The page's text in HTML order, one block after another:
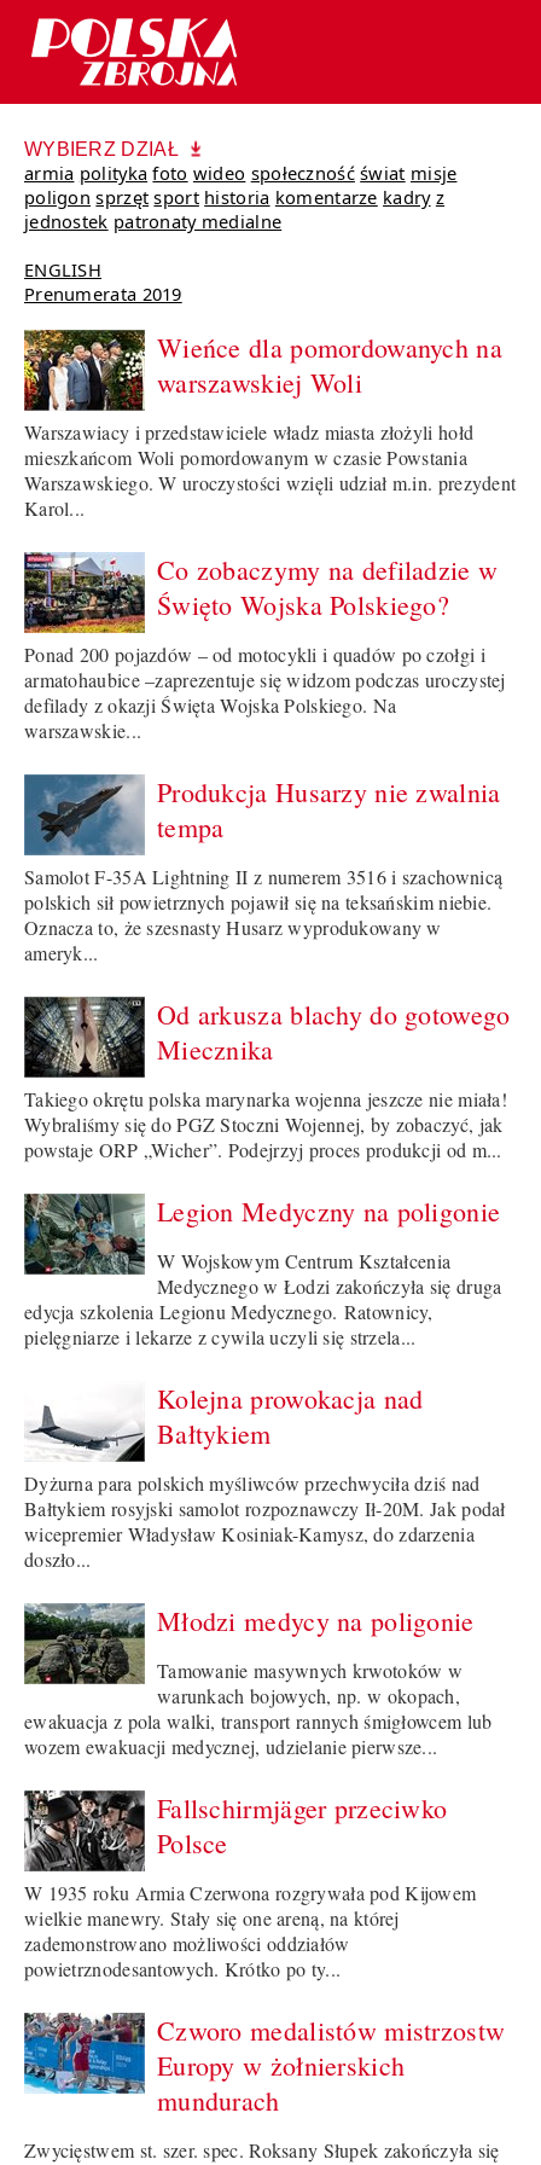
WYBIERZ DZIAŁ
armia polityka foto wideo społeczność świat misje
poligon sprzęt sport historia komentarze kadry z
jednostek patronaty medialne
ENGLISH
Prenumerata 2019
Wieńce dla pomordowanych na
warszawskiej Woli
Warszawiacy i przedstawiciele władz miasta złożyli hołd
mieszkańcom Woli pomordowanym w czasie Powstania
Warszawskiego. W uroczystości wzięli udział m.in. prezydent
Karol...
Co zobaczymy na defiladzie w
Święto Wojska Polskiego?
Ponad 200 pojazdów – od motocykli i quadów po czołgi i
armatohaubice –zaprezentuje się widzom podczas uroczystej
defilady z okazji Święta Wojska Polskiego. Na
warszawskie...
Produkcja Husarzy nie zwalnia
tempa
Samolot F-35A Lightning II z numerem 3516 i szachownicą
polskich sił powietrznych pojawił się na teksańskim niebie.
Oznacza to, że szesnasty Husarz wyprodukowany w
ameryk...
Od arkusza blachy do gotowego
Miecznika
Takiego okrętu polska marynarka wojenna jeszcze nie miała!
Wybraliśmy się do PGZ Stoczni Wojennej, by zobaczyć, jak
powstaje ORP „Wicher”. Podejrzyj proces produkcji od m...
Legion Medyczny na poligonie
W Wojskowym Centrum Kształcenia
Medycznego w Łodzi zakończyła się druga
edycja szkolenia Legionu Medycznego. Ratownicy,
pielęgniarze i lekarze z cywila uczyli się strzela...
Kolejna prowokacja nad
Bałtykiem
Dyżurna para polskich myśliwców przechwyciła dziś nad
Bałtykiem rosyjski samolot rozpoznawczy Ił-20M. Jak podał
wicepremier Władysław Kosiniak-Kamysz, do zdarzenia
doszło...
Młodzi medycy na poligonie
Tamowanie masywnych krwotoków w
warunkach bojowych, np. w okopach,
ewakuacja z pola walki, transport rannych śmigłowcem lub
wozem ewakuacji medycznej, udzielanie pierwsze...
Fallschirmjäger przeciwko
Polsce
W 1935 roku Armia Czerwona rozgrywała pod Kijowem
wielkie manewry. Stały się one areną, na której
zademonstrowano możliwości oddziałów
powietrznodesantowych. Krótko po ty...
Czworo medalistów mistrzostw
Europy w żołnierskich
mundurach
Zwycięstwem st. szer. spec. Roksany Słupek zakończyła się